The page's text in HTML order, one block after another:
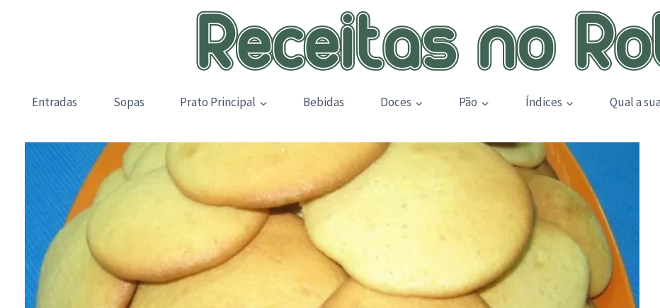
Entradas Sopas Prato Principal Bebidas Doces Pão Índices Qual a